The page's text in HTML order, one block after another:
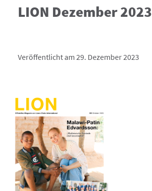
LION Dezember 2023
Veröffentlicht am 29. Dezember 2023